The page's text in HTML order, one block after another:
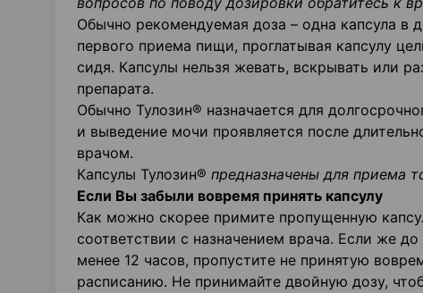
Обычно рекомендуемая доза – одна капсула в
первого приема пищи, проглатывая капсулу
сидя. Капсулы нельзя жевать, вскрывать или
препарата.
Обычно Тулозин® назначается для
и выведение мочи проявляется после
врачом.
Капсулы Тулозин® предназначены для приема
Если Вы забыли вовремя принять капсулу
Как можно скорее примите пропущенную
соответствии с назначением врача. Если же
менее 12 часов, пропустите не принятую
расписанию. Не принимайте двойную дозу,